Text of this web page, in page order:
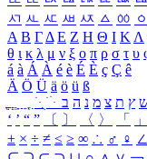
ㅺ ㅻ ㅼ ㅽ ㅾ ㅿ ㆀ ㆁ
Α Β ΓΔ Ε Ζ Η Θ Ι ΚΛ
θ ι κ λ μ ν ξ ο π ρ σ τ υ
á à Á À é è É È ç Ç ê
Ä Ö Ü ä ö ü ß
ִֶֹ ֻּ ׁׂ ץ ת צ מ נ ה ב
‘ ’ “ ” 〔 〕 〈 〉 「 」
± × ÷ ≠ ≤ ≥ ∞ ∴ ♂ ♀ ∠